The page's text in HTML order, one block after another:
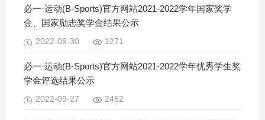
必一·运动(B-Sports)官方网站2021-2022学年国家奖学
金、国家励志奖学金结果公示
2022-09-30 1271
必一·运动(B-Sports)官方网站2021-2022学年优秀学生奖
学金评选结果公示
2022-09-27 2452